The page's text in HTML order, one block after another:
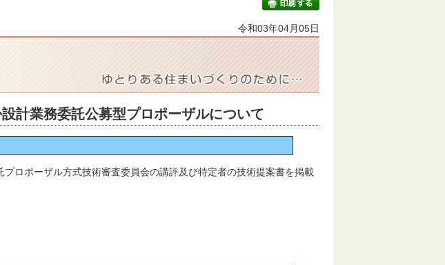
令和03年04月05日
計業務委託公募型プロポーザルについて
ロポーザル方式技術審査委員会の講評及び特定者の技術提案書を掲載